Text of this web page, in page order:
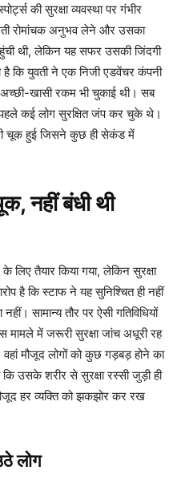
की सुरक्षा व्यवस्था पर गंभीर
रोमांचक अनुभव लेने और उसका
थी, लेकिन यह सफर उसकी जिंदगी
है कि युवती ने एक निजी एडवेंचर कंपनी
खासी रकम भी चुकाई थी। सब
कई लोग सुरक्षित जंप कर चुके थे।
चूक हुई जिसने कुछ ही सेकंड में
नहीं बंधी थी
लिए तैयार किया गया, लेकिन सुरक्षा
है कि स्टाफ ने यह सुनिश्चित ही नहीं
सामान्य तौर पर ऐसी गतिविधियों
मामले में जरूरी सुरक्षा जांच अधूरी रह
मौजूद लोगों को कुछ गड़बड़ होने का
उसके शरीर से सुरक्षा रस्सी जुड़ी ही
हर व्यक्ति को झकझोर कर रख
लोग